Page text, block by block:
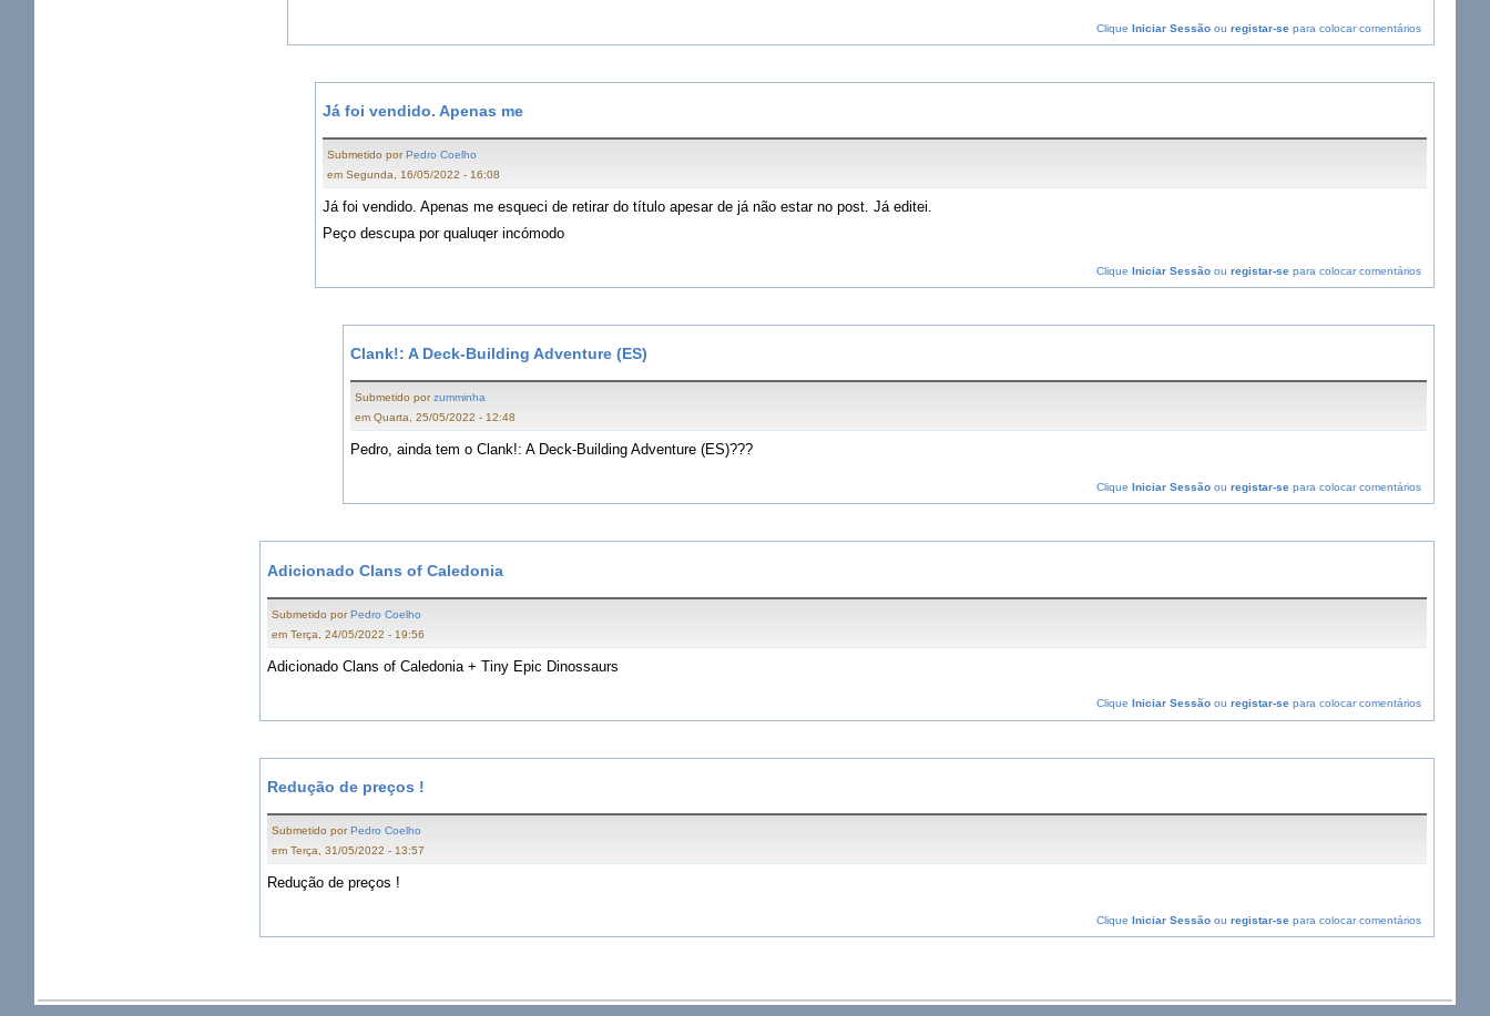
Clique Iniciar Sessãoou registar-separa colocar comentários
Já foi vendido. Apenas me
Submetido por Pedro Coelho
em Segunda, 16/05/2022 - 16:08
Já foi vendido. Apenas me esqueci de retirar do título apesar de já não estar no post. Já editei.
Peço descupa por qualuqer incómodo
Clique Iniciar Sessãoou registar-separa colocar comentários
Clank!: A Deck-Building Adventure (ES)
Submetido porzumminha
em Quarta, 25/05/2022 - 12:48
Pedro, ainda tem oClank!: A Deck-Building Adventure (ES)???
Clique Iniciar Sessãoou registar-separa colocar comentários
Adicionado Clans of Caledonia
Submetido porPedro Coelho
em Terça, 24/05/2022 - 19:56
Adicionado Clans of Caledonia + Tiny Epic Dinossaurs
Clique Iniciar Sessãoou registar-separa colocar comentários
Redução de preços !
Submetido porPedro Coelho
em Terça, 31/05/2022 - 13:57
Redução de preços !
Clique Iniciar Sessãoou registar-separa colocar comentários